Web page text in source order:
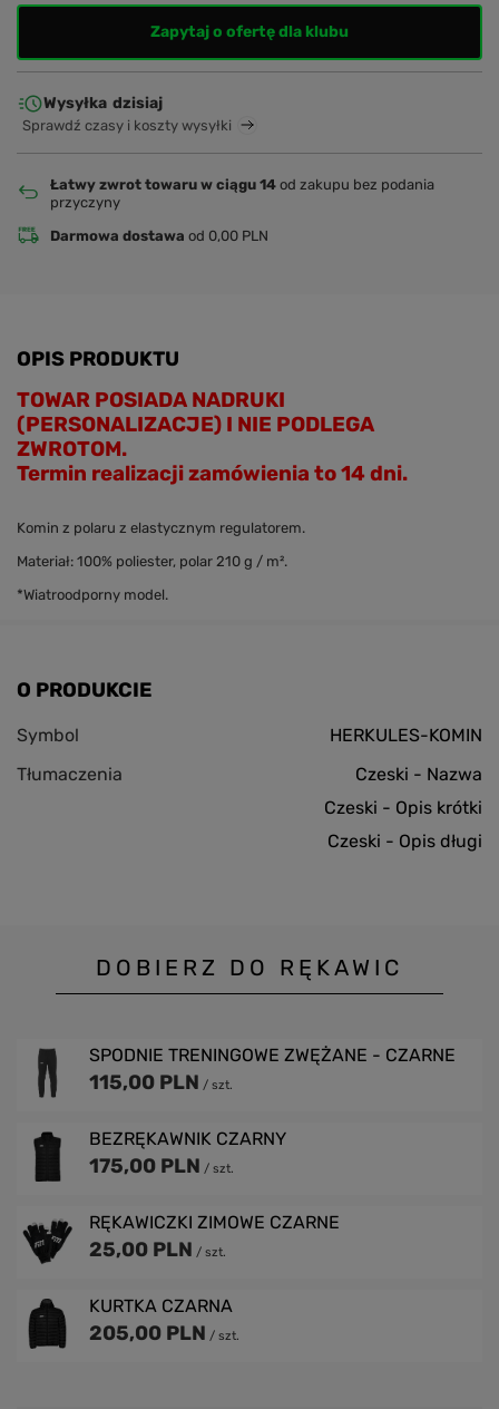
Zapytaj o ofertę dla klubu
Wysyłka dzisiaj
Sprawdź czasy i koszty wysyłki
Łatwy zwrot towaru w ciągu 14 od zakupu bez podania
przyczyny
Darmowa dostawa od 0,00 PLN
OPIS PRODUKTU
TOWAR POSIADA NADRUKI
(PERSONALIZACJE) I NIE PODLEGA
ZWROTOM.
Termin realizacji zamówienia to 14 dni.
Komin z polaru z elastycznym regulatorem.
Materiał: 100% poliester, polar 210 g / m².
*Wiatroodporny model.
O PRODUKCIE
Symbol
HERKULES-KOMIN
Tłumaczenia
Czeski - Nazwa
Czeski - Opis krótki
Czeski - Opis długi
DOBIERZ DO RĘKAWIC
SPODNIE TRENINGOWE ZWĘŻANE - CZARNE
115,00 PLN / szt.
BEZRĘKAWNIK CZARNY
175,00 PLN / szt.
RĘKAWICZKI ZIMOWE CZARNE
25,00 PLN / szt.
KURTKA CZARNA
205,00 PLN / szt.